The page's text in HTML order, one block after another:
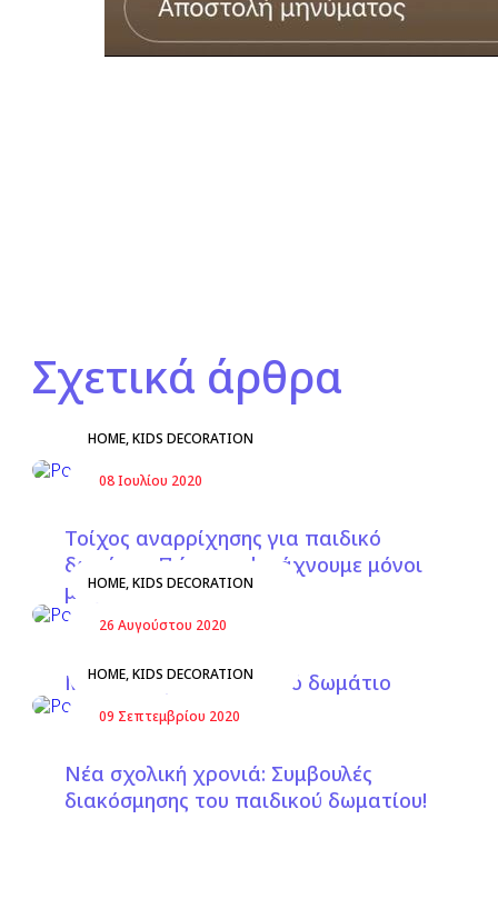
Σχετικά άρθρα
HOME, KIDS DECORATION
08 Ιουλίου 2020
Τοίχος αναρρίχησης για παιδικό
δωμάτιο. Πώς τον φτιάχνουμε μόνοι
μας;HOME, KIDS DECORATION
26 Αυγούστου 2020
Μοντεσσοριανό παιδικό δωμάτιο
HOME, KIDS DECORATION
09 Σεπτεμβρίου 2020
Νέα σχολική χρονιά: Συμβουλές
διακόσμησης του παιδικού δωματίου!